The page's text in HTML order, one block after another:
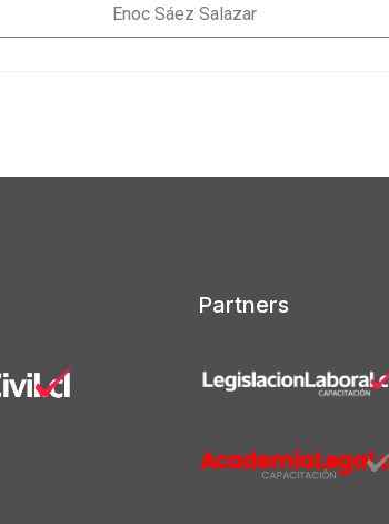
Enoc Sáez Salazar
Partners